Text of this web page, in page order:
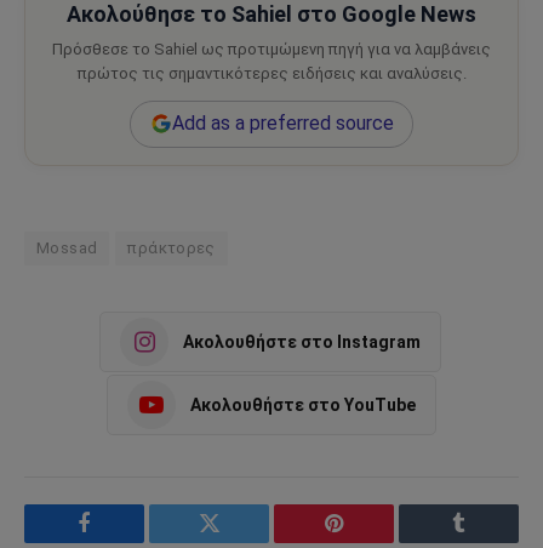
Ακολούθησε το Sahiel στο Google News
Πρόσθεσε το Sahiel ως προτιμώμενη πηγή για να λαμβάνεις
πρώτος τις σημαντικότερες ειδήσεις και αναλύσεις.
Add as a preferred source
Mossad πράκτορες
Ακολουθήστε στο Instagram
Ακολουθήστε στο YouTube
Facebook Twitter Pinterest Tumblr